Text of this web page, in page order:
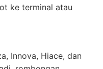
ke terminal atau
Innova, Hiace, dan